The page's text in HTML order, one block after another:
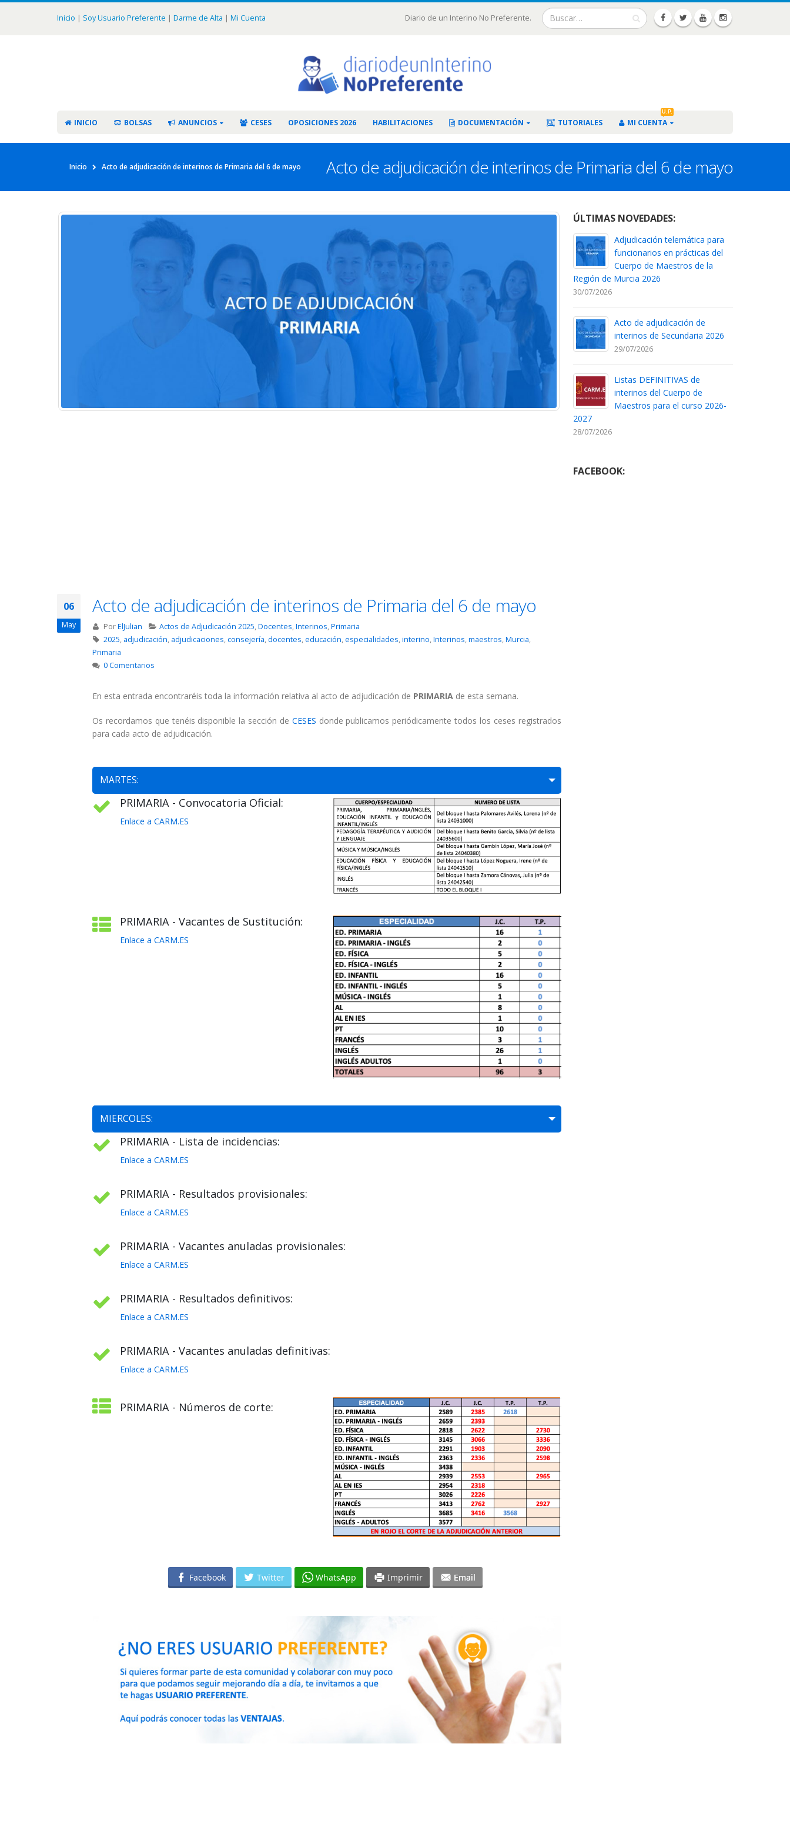
Inicio | Soy Usuario Preferente | Darme de Alta | Mi Cuenta Diario de un Interino No Preferente.
INICIO BOLSAS ANUNCIOS CESES OPOSICIONES 2026 HABILITACIONES DOCUMENTACIÓN TUTORIALES MI CUENTA
U.P.
Acto de adjudicación de interinos de Primaria del 6 de mayo
Inicio Acto de adjudicación de interinos de Primaria del 6 de mayo
06
May
Acto de adjudicación de interinos de Primaria del 6 de mayo
PorElJulian Actos de Adjudicación 2025,Docentes,Interinos,Primaria
2025, adjudicación, adjudicaciones,consejería,docentes,educación,especialidades,interino,Interinos,maestros,Murcia,
Primaria
0 Comentarios
En esta entrada encontraréis toda la información relativa al acto de adjudicación de PRIMARIA de esta semana.
Os recordamos que tenéis disponible la sección de CESES donde publicamos periódicamente todos los ceses registrados
para cada acto de adjudicación.
MARTES:
PRIMARIA - Convocatoria Oficial:
Enlace a CARM.ES
PRIMARIA - Vacantes de Sustitución:
Enlace a CARM.ES
MIERCOLES:
PRIMARIA - Lista de incidencias:
Enlace a CARM.ES
PRIMARIA - Resultados provisionales:
Enlace a CARM.ES
PRIMARIA - Vacantes anuladas provisionales:
Enlace a CARM.ES
PRIMARIA - Resultados definitivos:
Enlace a CARM.ES
PRIMARIA - Vacantes anuladas definitivas:
Enlace a CARM.ES
PRIMARIA - Números de corte:
Facebook Twitter WhatsApp Imprimir Email
ÚLTIMAS NOVEDADES:
Adjudicación telemática para
funcionarios en prácticas del
Cuerpo de Maestros de la
Región de Murcia 2026
30/07/2026
Acto de adjudicación de
interinos de Secundaria 2026
29/07/2026
Listas DEFINITIVAS de
interinos del Cuerpo de
Maestros para el curso 2026-
2027
28/07/2026
FACEBOOK: